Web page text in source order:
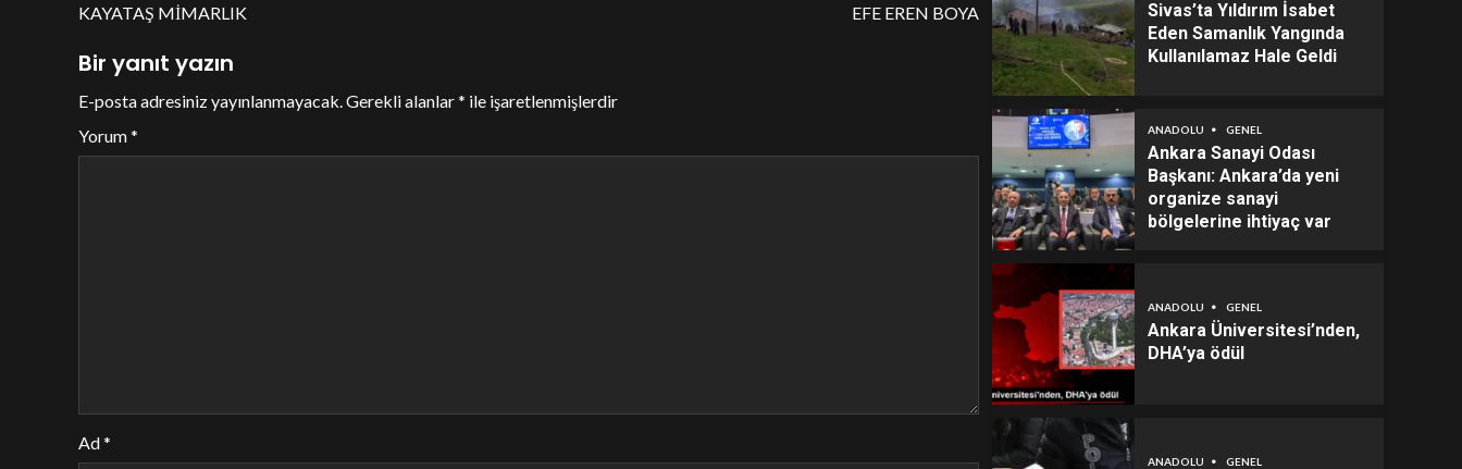
KAYATAŞ MİMARLIK
EFE EREN BOYA
Bir yanıt yazın
E-posta adresiniz yayınlanmayacak.Gerekli alanlar* ile işaretlenmişlerdir
Yorum*
Ad*
Sivas’ta Yıldırım İsabet
Eden Samanlık Yangında
Kullanılamaz Hale Geldi
ANADOLU GENEL
Ankara Sanayi Odası
Başkanı: Ankara’da yeni
organize sanayi
bölgelerine ihtiyaç var
ANADOLU GENEL
Ankara Üniversitesi’nden,
DHA’ya ödül
ANADOLU GENEL